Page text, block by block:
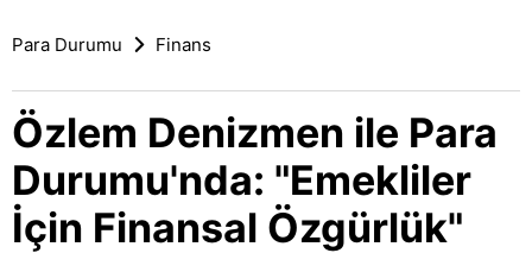
Para Durumu Finans
Özlem Denizmen ile Para
Durumu'nda: "Emekliler
İçin Finansal Özgürlük"